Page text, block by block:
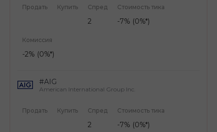
Продать Купить Спред
2
Стоимость тика
-7% (0%*)
Комиссия
-2% (0%*)
#AIG
American International Group Inc.
Продать Купить Спред
2
Стоимость тика
-7% (0%*)